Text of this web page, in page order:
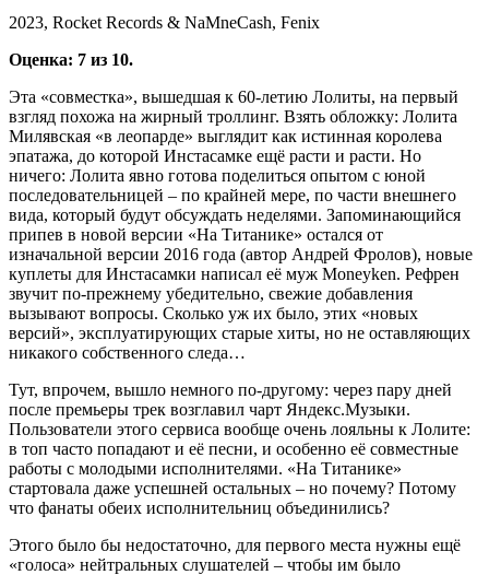
2023, Rocket Records & NaMneCash, Fenix
Оценка: 7 из 10.
Эта «совместка», вышедшая к 60-летию Лолиты, на первый
взгляд похожа на жирный троллинг. Взять обложку: Лолита
Милявская «в леопарде» выглядит как истинная королева
эпатажа, до которой Инстасамке ещё расти и расти. Но
ничего: Лолита явно готова поделиться опытом с юной
последовательницей – по крайней мере, по части внешнего
вида, который будут обсуждать неделями. Запоминающийся
припев в новой версии «На Титанике» остался от
изначальной версии 2016 года (автор Андрей Фролов), новые
куплеты для Инстасамки написал её муж Moneyken. Рефрен
звучит по-прежнему убедительно, свежие добавления
вызывают вопросы. Сколько уж их было, этих «новых
версий», эксплуатирующих старые хиты, но не оставляющих
никакого собственного следа…
Тут, впрочем, вышло немного по-другому: через пару дней
после премьеры трек возглавил чарт Яндекс.Музыки.
Пользователи этого сервиса вообще очень лояльны к Лолите:
в топ часто попадают и её песни, и особенно её совместные
работы с молодыми исполнителями. «На Титанике»
стартовала даже успешней остальных – но почему? Потому
что фанаты обеих исполнительниц объединились?
Этого было бы недостаточно, для первого места нужны ещё
«голоса» нейтральных слушателей – чтобы им было